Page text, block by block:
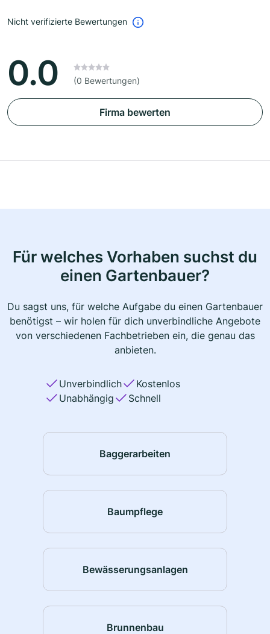
Nicht verifizierte Bewertungen
0.0 (0 Bewertungen)
Firma bewerten
Für welches Vorhaben suchst du
einen Gartenbauer?
Du sagst uns, für welche Aufgabe du einen Gartenbauer
benötigst – wir holen für dich unverbindliche Angebote
von verschiedenen Fachbetrieben ein, die genau das
anbieten.
Unverbindlich
Kostenlos
Unabhängig
Schnell
Baggerarbeiten
Baumpflege
Bewässerungsanlagen
Brunnenbau